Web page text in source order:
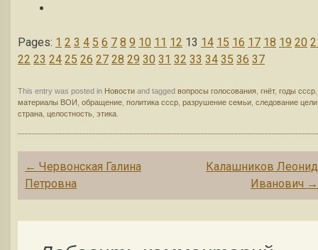
Pages: 1 2 3 4 5 6 7 8 9 10 11 12 13 14 15 16 17 18 19 20
22 23 24 25 26 27 28 29 30 31 32 33 34 35 36 37
This entry was posted in Новости and tagged вопросы голосования гнёт, годы ссср
материалы ВОИ обращение политика ссср разрушение семьи следование цели
страна целостность этика
Post navigation
← Червонская Галина
Петровна
Калашников Леонид
Иванович →